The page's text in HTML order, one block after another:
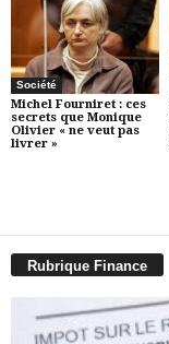
Société
Michel Fourniret : ces
secrets que Monique
Olivier « ne veut pas
livrer »
Rubrique Finance